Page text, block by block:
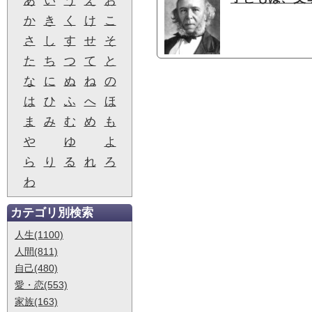
か
き く け
こ
さ
し す せ
そ
た
ち つ て
と
な
に ぬ ね
の
は
ひ ふ へ
ほ
ま
み む め
も
や
ゆ
よ
ら
り る れ
ろ
わ
カテゴリ別検索
人生(1100)
人間(811)
自己(480)
愛・恋(553)
家族(163)